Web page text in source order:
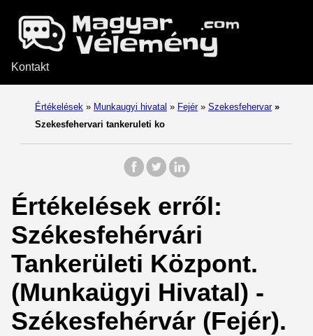
Kontakt
Értékelések » Munkaugyi hivatal » Fejér » Szekesfehervar »
Szekesfehervari tankeruleti ko
Értékelések erről:
Székesfehérvári
Tankerületi Központ.
(Munkaügyi Hivatal) -
Székesfehérvár (Fejér).